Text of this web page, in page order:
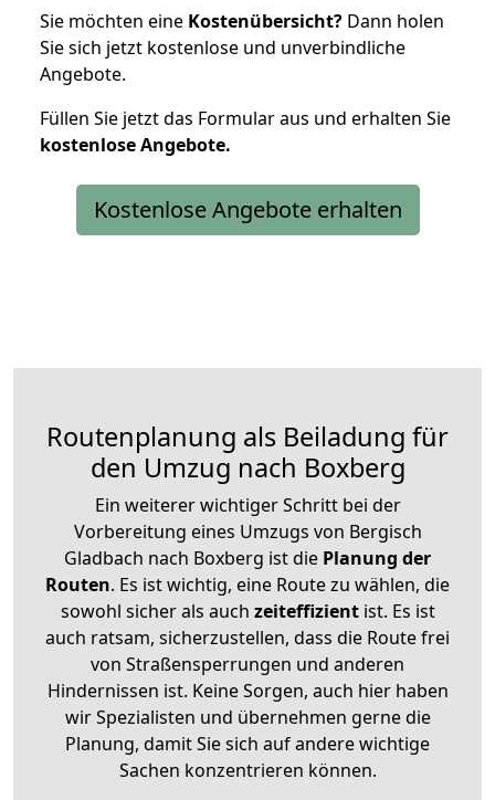
Sie möchten eine Kostenübersicht? Dann holen
Sie sich jetzt kostenlose und unverbindliche
Angebote.
Füllen Sie jetzt das Formular aus und erhalten Sie
kostenloseAngebote.
Kostenlose Angebote erhalten
Routenplanung als Beiladung für
den Umzug nach Boxberg
Ein weiterer wichtiger Schritt bei der
Vorbereitung eines Umzugs von Bergisch
Gladbach nach Boxberg ist die Planung der
Routen. Es ist wichtig, eine Route zu wählen, die
sowohl sicher als auch zeiteffizientist. Es ist
auch ratsam, sicherzustellen, dass die Route frei
von Straßensperrungen und anderen
Hindernissen ist. Keine Sorgen, auch hier haben
wir Spezialisten und übernehmen gerne die
Planung, damit Sie sich auf andere wichtige
Sachen konzentrieren können.